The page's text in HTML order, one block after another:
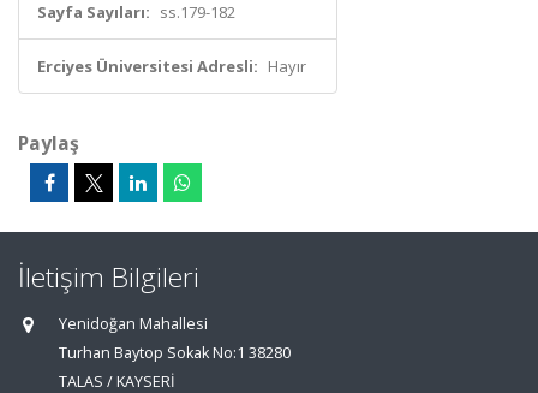
Sayfa Sayıları: ss.179-182
Erciyes Üniversitesi Adresli: Hayır
Paylaş
İletişim Bilgileri
Yenidoğan Mahallesi
Turhan Baytop Sokak No:1 38280
TALAS / KAYSERİ